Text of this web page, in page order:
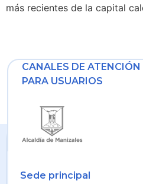
más recientes de la capital
CANALES DE ATENCIÓN
PARA USUARIOS
Sede principal